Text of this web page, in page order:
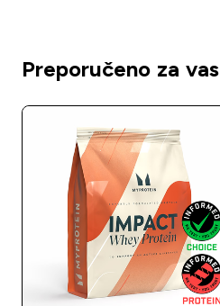
Preporučeno za vas